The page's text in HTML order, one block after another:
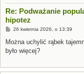
Re: Podważanie
hipotez
P
s
26 kwietnia 2026, o 13:39
Można uchylić rąbek
było więcej?